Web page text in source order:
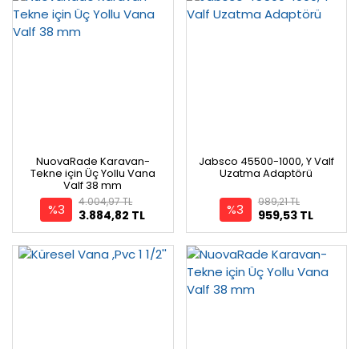
NuovaRade Karavan-
Tekne için Üç Yollu Vana
Valf 38 mm
%3 3.884,82 TL
4.004,97 TL
Jabsco 45500-1000, Y Valf
Uzatma Adaptörü
%3 959,53 TL
989,21 TL